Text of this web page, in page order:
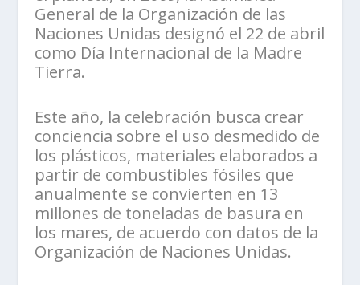
General de la Organización de las
Naciones Unidas designó el 22 de abril
como Día Internacional de la Madre
Tierra.
Este año, la celebración busca crear
conciencia sobre el uso desmedido de
los plásticos, materiales elaborados a
partir de combustibles fósiles que
anualmente se convierten en 13
millones de toneladas de basura en
los mares, de acuerdo con datos de la
Organización de Naciones Unidas.